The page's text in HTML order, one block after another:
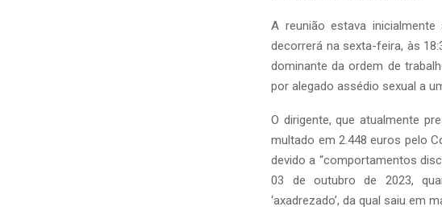
A reunião estava
decorrerá na sexta-feira, às
dominante da ordem de
por alegado assédio sexual a
O dirigente, que atualmente
multado em 2.448 euros pelo
devido a “comportamentos
03 de outubro de 2023,
‘axadrezado’, da qual saiu em